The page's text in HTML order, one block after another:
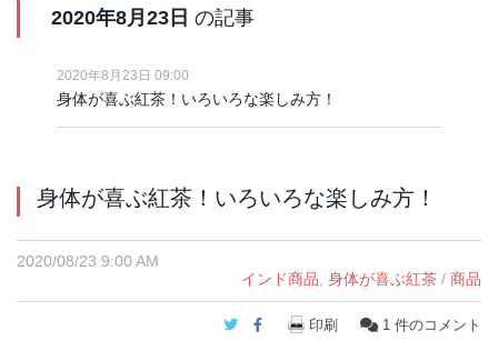
2020年8月23日 の記事
2020年8月23日 09:00
身体が喜ぶ紅茶！いろいろな楽しみ方！
身体が喜ぶ紅茶！いろいろな楽しみ方！
2020/08/23 9:00 AM
インド商品 身体が喜ぶ紅茶 / 商品
Twitter
Facebook
印刷 1 件のコメント